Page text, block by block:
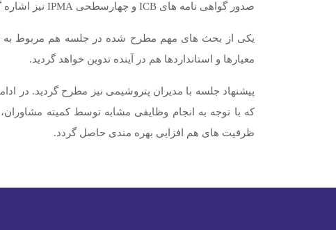
صدور گواهی نامه های
و چهارسطحی نیز اشاره
یکی از بحث های مهم مطرح شده در جلسه هم مربوط به
معیارها و استانداردها هم در آینده تدوین خواهد گردید.
پیشنهاد جلسه با مدیران پتروشیمی نیز مطرح گردید. در
که با توجه به انجام وظایفی مشابه توسط کمیته
ظرفیت های هم افزایی بهره مندی حاصل گردد.